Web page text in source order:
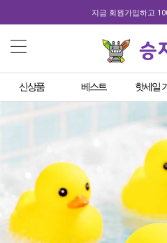
지금 회원가입하고
신상품 베스트 핫세일